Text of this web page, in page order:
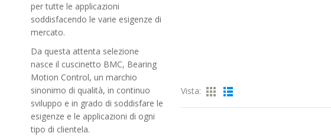
per tutte le applicazioni
soddisfacendo le varie esigenze di
mercato.
Da questa attenta selezione
nasce il cuscinetto BMC, Bearing
Motion Control, un marchio
sinonimo di qualità, in continuo
sviluppo e in grado di soddisfare le
esigenze e le applicazioni di ogni
tipo di clientela.
Vista: